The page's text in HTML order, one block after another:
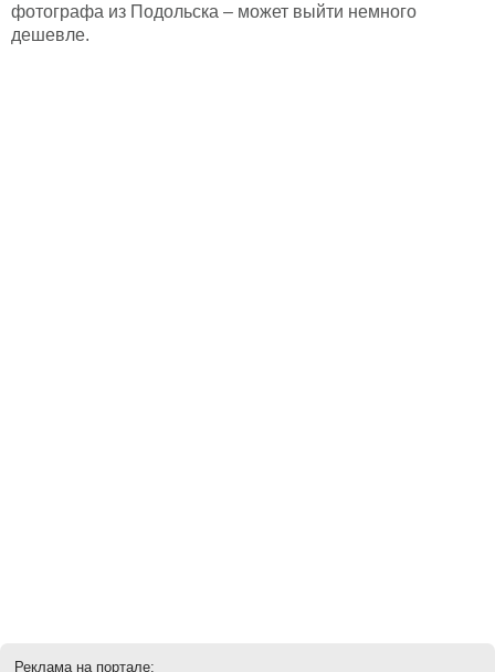
фотографа из Подольска – может выйти немного
дешевле.
Реклама на портале: